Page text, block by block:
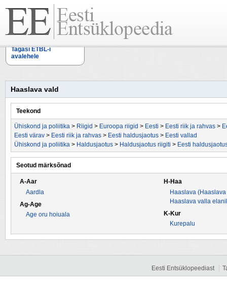
Tagasi ETBL-i
avalehele
Haaslava vald
Teekond
Ühiskond ja poliitika > Riigid > Euroopa riigid > Eesti > Eesti riik ja rahvas >
Eesti värav > Eesti riik ja rahvas > Eesti haldusjaotus > Eesti vallad
Ühiskond ja poliitika > Haldusjaotus > Haldusjaotus riigiti > Eesti
Seotud märksõnad
A-Aar
Aardla
Ag-Age
Age oru hoiuala
H-Haa
Haaslava
Haaslava valla
K-Kur
Kurepalu
Eesti Entsüklopeediast